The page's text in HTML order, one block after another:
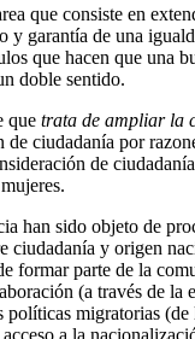
que consiste en
garantía de una
que hacen que una
doble sentido.
que trata de ampliar la
ciudadanía por
de
han sido objeto de
ciudadanía y origen
formar parte de la
(a través de
migratorias